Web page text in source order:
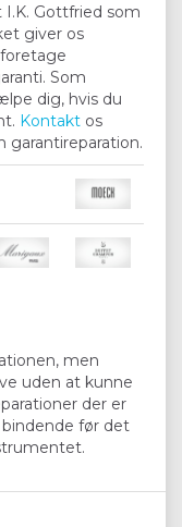
Gottfried som
giver os
Som
dig, hvis du
Kontakt os
garantireparation.
men
uden at kunne
der er
før det